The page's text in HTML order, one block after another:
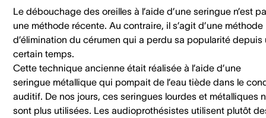
Le débouchage des oreilles à l’aide d’une seringue n’est
une méthode récente. Au contraire, il s’agit d’une méthode
d’élimination du cérumen qui a perdu sa popularité depuis
certain temps.
Cette technique ancienne était réalisée à l’aide d’une
seringue métallique qui pompait de l’eau tiède dans le
auditif. De nos jours, ces seringues lourdes et métalliques
sont plus utilisées. Les audioprothésistes utilisent plutôt